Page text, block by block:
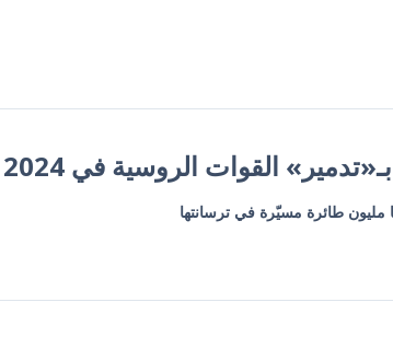
القوات الروسية في 2024
مليون طائرة مسيّرة في ترسانتها